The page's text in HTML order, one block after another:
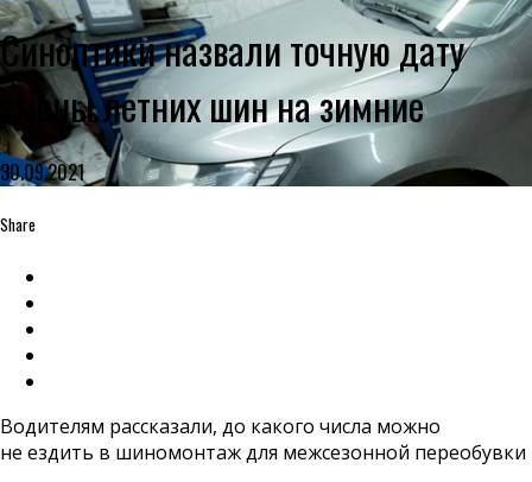
Синоптики назвали точную дату
смены летних шин на зимние
30.09.2021
Share
Водителям рассказали, до какого числа можно
не ездить в шиномонтаж для межсезонной переобувки